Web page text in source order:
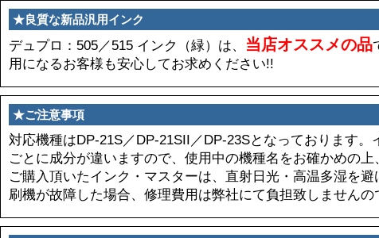
★良質な新品汎用インク
デュプロ：505／515 インク（緑）は、 当店オススメの品
用になるお客様も安心してお求めください!!
★ご注意事項
対応機種はDP-21S／DP-21SII／DP-23Sとなっております。
ごとに成分が違いますので、使用中の機種名をお確かめの
ご購入頂いたインク・マスターは、直射日光・高温多湿を
刷機が故障した場合、修理費用は弊社にて負担致しませんの